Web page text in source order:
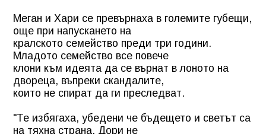
Меган и Хари се превърнаха в големите губещи,
още при напускането на
кралското семейство преди три години.
Младото семейство все повече
клони към идеята да се върнат в лоното на
двореца, въпреки скандалите,
които не спират да ги преследват.
"Те избягаха, убедени че бъдещето и светът са
на тяхна страна. Дори не